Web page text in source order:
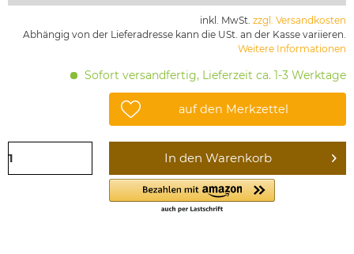
inkl. MwSt. zzgl. Versandkosten
Abhängig von der Lieferadresse kann die USt. an der Kasse variieren.
Weitere Informationen
Sofort versandfertig, Lieferzeit ca. 1-3 Werktage
auf den Merkzettel
In den Warenkorb